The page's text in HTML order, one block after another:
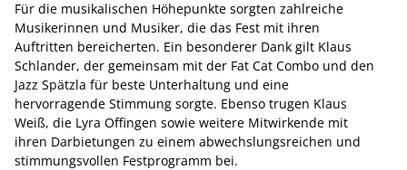
Für die musikalischen Höhepunkte sorgten zahlreiche
Musikerinnen und Musiker, die das Fest mit ihren
Auftritten bereicherten. Ein besonderer Dank gilt Klaus
Schlander, der gemeinsam mit der Fat Cat Combo und den
Jazz Spätzla für beste Unterhaltung und eine
hervorragende Stimmung sorgte. Ebenso trugen Klaus
Weiß, die Lyra Offingen sowie weitere Mitwirkende mit
ihren Darbietungen zu einem abwechslungsreichen und
stimmungsvollen Festprogramm bei.